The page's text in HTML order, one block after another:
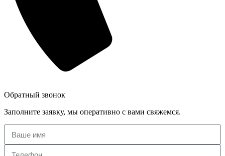
Обратный звонок
Заполните заявку, мы оперативно с вами свяжемся.